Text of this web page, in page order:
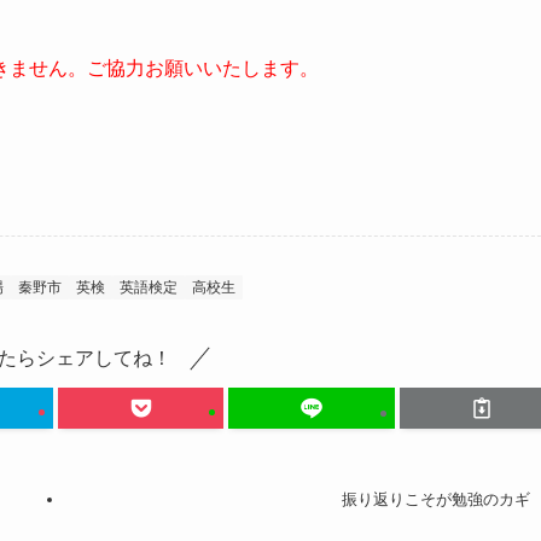
せん。ご協力お願いいたします。
秦野市 英検 英語検定 高校生
らシェアしてね！
振り返りこそが勉強のカギ